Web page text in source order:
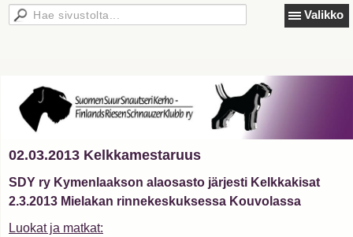
Valikko
02.03.2013 Kelkkamestaruus
SDY ry Kymenlaakson alaosasto järjesti Kelkkakisat
2.3.2013 Mielakan rinnekeskuksessa Kouvolassa
Luokat ja matkat: